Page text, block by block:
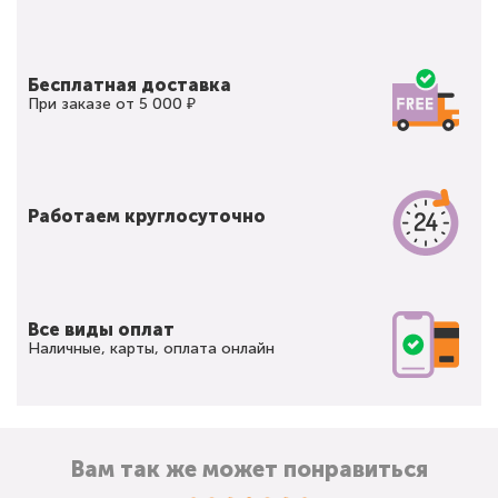
Бесплатная доставка
При заказе от 5 000 ₽
Работаем круглосуточно
Все виды оплат
Наличные, карты, оплата онлайн
Вам так же может понравиться